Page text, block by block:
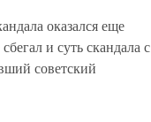
оказался еще
и суть скандала с
советский